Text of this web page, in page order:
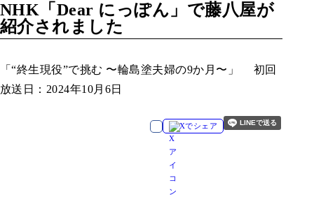
NHK「Dear にっぽん」で藤八屋が
紹介されました
「“終生現役”で挑む 〜輪島塗夫婦の9か月〜」 初回
放送日：2024年10月6日
Xでシェア